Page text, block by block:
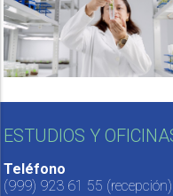
ESTUDIOS Y
Teléfono
(999) 923 61 55 (recepción)